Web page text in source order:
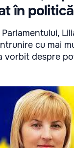
în politică
cu mai
vorbit despre